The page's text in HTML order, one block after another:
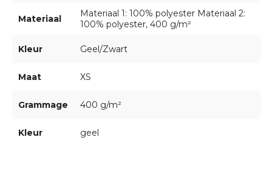
Materiaal
Materiaal 1: 100% polyester Materiaal 2:
100% polyester, 400 g/m²
Kleur Geel/Zwart
Maat XS
Grammage 400 g/m²
Kleur geel